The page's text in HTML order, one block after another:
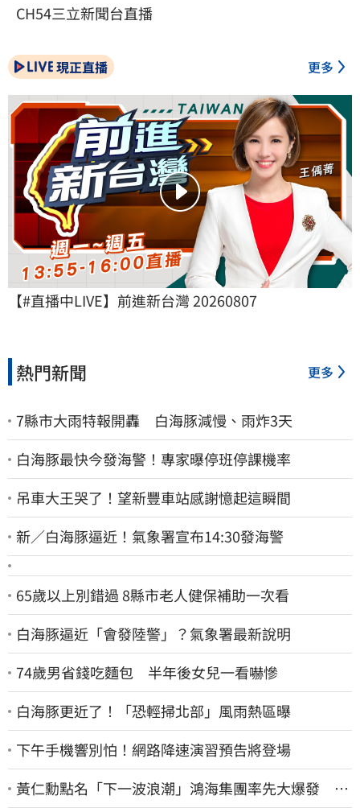
CH54三立新聞台直播
現正直播 更多
【#直播中LIVE】前進新台灣 20260807
熱門新聞 更多
7縣市大雨特報開轟 白海豚減慢、雨炸3天
白海豚最快今發海警！專家曝停班停課機率
吊車大王哭了！望新豐車站感謝憶起這瞬間
新／白海豚逼近！氣象署宣布14:30發海警
65歲以上別錯過 8縣市老人健保補助一次看
白海豚逼近「會發陸警」？氣象署最新說明
74歲男省錢吃麵包 半年後女兒一看嚇慘
白海豚更近了！「恐輕掃北部」風雨熱區曝
下午手機響別怕！網路降速演習預告將登場
黃仁勳點名「下一波浪潮」鴻海集團率先大爆發 台